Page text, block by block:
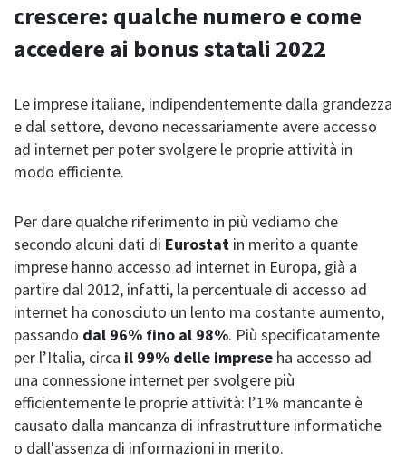
crescere: qualche numero e come
accedere ai bonus statali 2022
Le imprese italiane, indipendentemente dalla grandezza
e dal settore, devono necessariamente avere accesso
ad internet per poter svolgere le proprie attività in
modo efficiente.
Per dare qualche riferimento in più vediamo che
secondo alcuni dati di Eurostat in merito a quante
imprese hanno accesso ad internet in Europa, già a
partire dal 2012, infatti, la percentuale di accesso ad
internet ha conosciuto un lento ma costante aumento,
passando dal 96% fino al 98%. Più specificatamente
per l’Italia, circa il 99% delle imprese ha accesso ad
una connessione internet per svolgere più
efficientemente le proprie attività: l’1% mancante è
causato dalla mancanza di infrastrutture informatiche
o dall'assenza di informazioni in merito.